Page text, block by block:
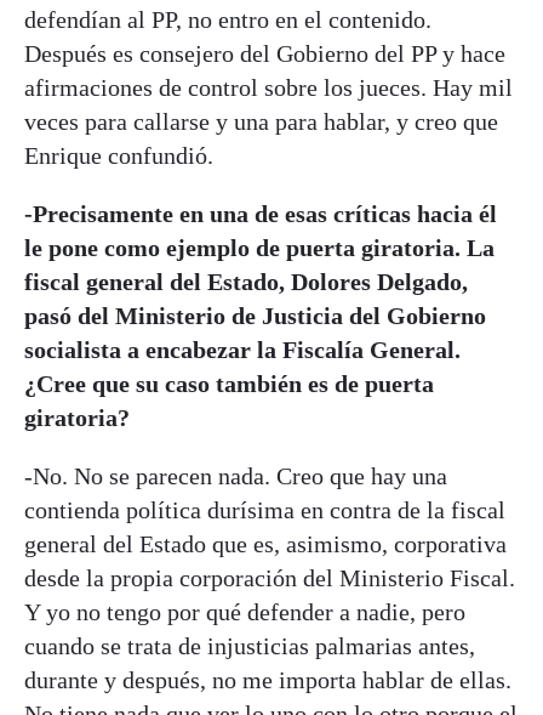
defendían al PP, no entro en el contenido.
Después es consejero del Gobierno del PP y hace
afirmaciones de control sobre los jueces. Hay mil
veces para callarse y una para hablar, y creo que
Enrique confundió.
-Precisamente en una de esas críticas hacia él
le pone como ejemplo de puerta giratoria. La
fiscal general del Estado, Dolores Delgado,
pasó del Ministerio de Justicia del Gobierno
socialista a encabezar la Fiscalía General.
¿Cree que su caso también es de puerta
giratoria?
-No. No se parecen nada. Creo que hay una
contienda política durísima en contra de la fiscal
general del Estado que es, asimismo, corporativa
desde la propia corporación del Ministerio Fiscal.
Y yo no tengo por qué defender a nadie, pero
cuando se trata de injusticias palmarias antes,
durante y después, no me importa hablar de ellas.